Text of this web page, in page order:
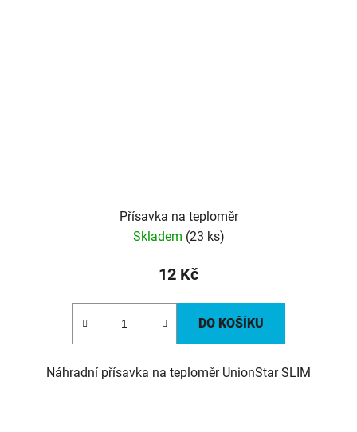
Přísavka na teploměr
Skladem (23 ks)
12 Kč
DO KOŠÍKU
Náhradní přísavka na teploměr UnionStar SLIM